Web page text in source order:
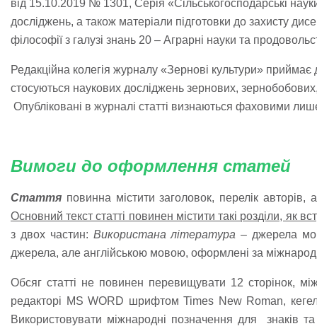
від 15.10.2019 № 1301, Серія «Сільськогосподарські
досліджень, а також матеріали підготовки до захисту
філософії з галузі знань 20 – Аграрні науки та
Редакційна колегія журналу «Зернові культури»
стосуються наукових досліджень зернових,
Опубліковані в журналі статті визнаються фаховими
Вимоги до оформлення статей
Стаття повинна містити заголовок, перелік
Основний текст статті повинен містити такі розділи, як
з двох частин: Використана література – джерела
джерела, але англійською мовою, оформлені за
Обсяг статті не повинен перевищувати 12 сторінок,
редакторі MS WORD шрифтом Times New Roman,
Використовувати міжнародні позначення для знаків